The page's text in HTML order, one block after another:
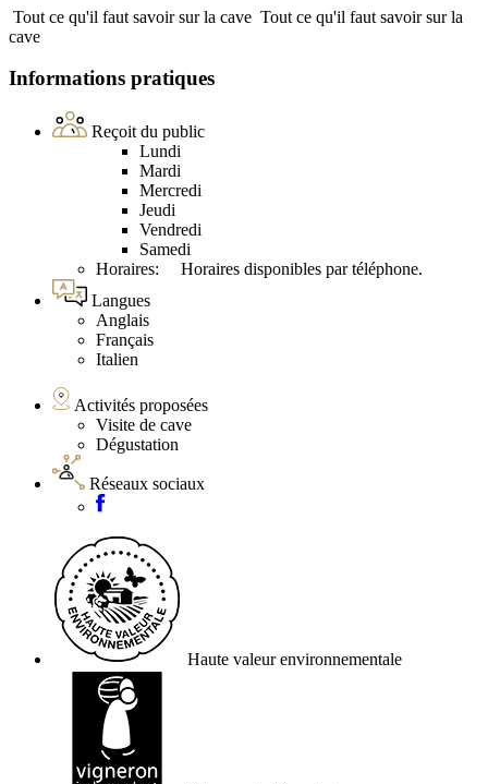
Tout ce qu'il faut savoir sur la cave Tout ce qu'il faut savoir sur la
cave
Informations pratiques
Reçoit du public
Lundi
Mardi
Mercredi
Jeudi
Vendredi
Samedi
Horaires: Horaires disponibles par téléphone.
Langues
Anglais
Français
Italien
Activités proposées
Visite de cave
Dégustation
Réseaux sociaux
Haute valeur environnementale